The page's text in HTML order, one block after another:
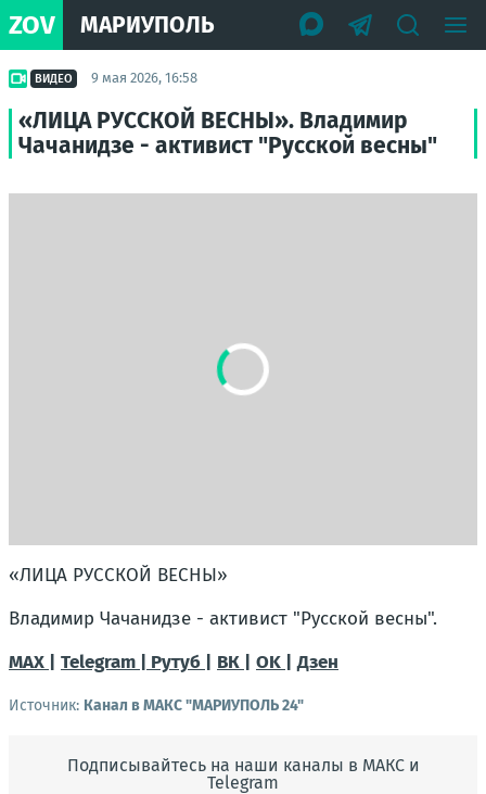
ZOV МАРИУПОЛЬ
ВИДЕО 9 мая 2026, 16:58
«ЛИЦА РУССКОЙ ВЕСНЫ». Владимир
Чачанидзе - активист "Русской весны"
«ЛИЦА РУССКОЙ ВЕСНЫ»
Владимир Чачанидзе - активист "Русской весны".
МАХ |
Telegram | Рутуб | ВК | OK | Дзен
Источник: Канал в МАКС "МАРИУПОЛЬ 24"
Подписывайтесь на наши каналы в МАКС и
Telegram